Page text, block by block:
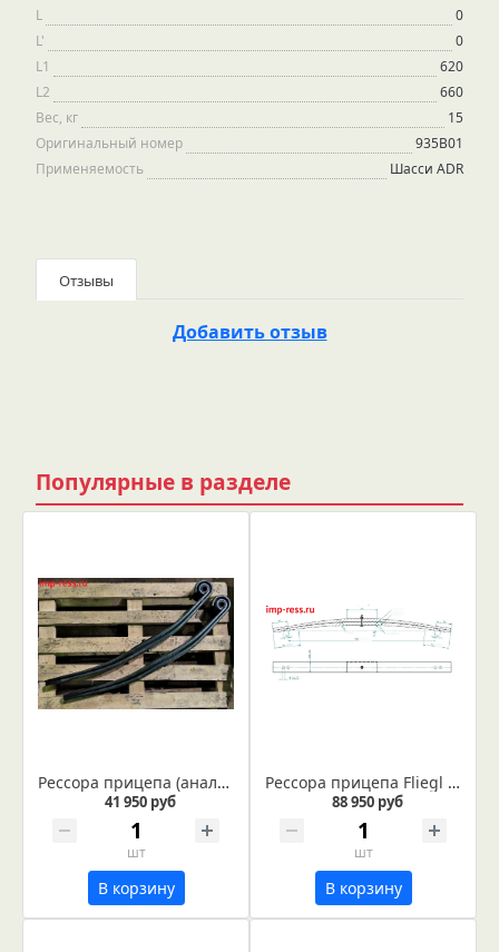
L
0
L'
0
L1
620
L2
660
Вес, кг
15
Оригинальный номер
935В01
Применяемость
Шасси ADR
Отзывы
Добавить отзыв
Популярные в разделе
Рессора прицепа (аналог ADR 4181003)
41 950 руб
шт
В корзину
Рессора прицепа Fliegl ТМК-160 по образцу - аналог FNTXXX022255
88 950 руб
шт
В корзину